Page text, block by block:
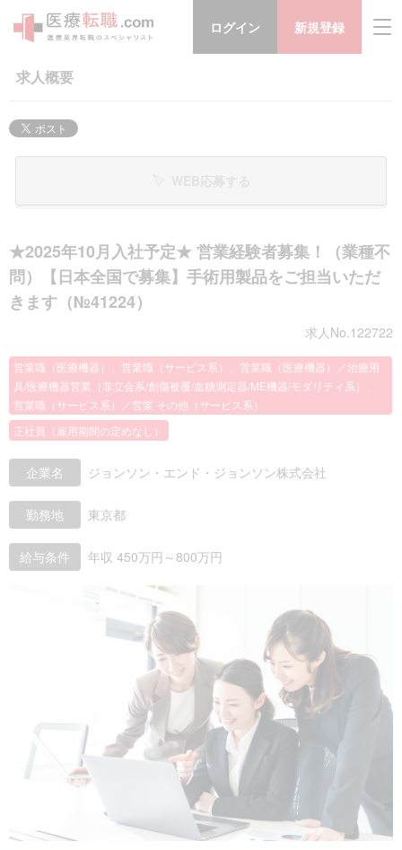
ログイン 新規登録
求人概要
★2025年10月入社予定★ 営業経験者募集！（業種不
問）【日本全国で募集】手術用製品をご担当いただ
きます（№41224）
求人No.122722
営業職（医療機器）、営業職（サービス系）、営業職（医療機器）／治療用
具/医療機器営業（非立会系/創傷被覆/血糖測定器/ME機器/モダリティ系）、
営業職（サービス系）／営業 その他（サービス系）
正社員（雇用期間の定めなし）
企業名 ジョンソン・エンド・ジョンソン株式会社
勤務地 東京都
給与条件 年収 450万円～800万円